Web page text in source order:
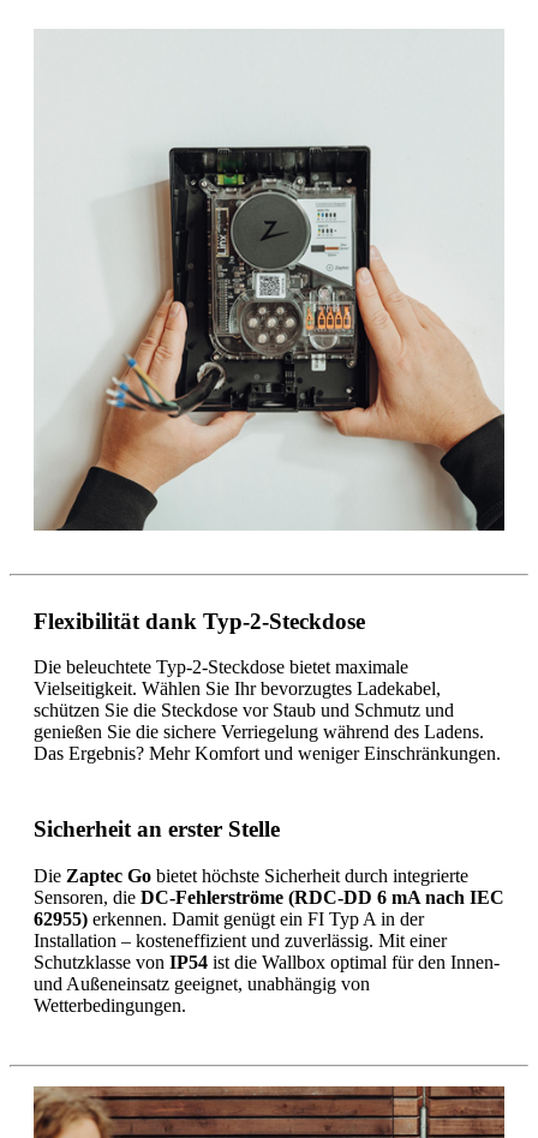
Flexibilität dank Typ-2-Steckdose
Die beleuchtete Typ-2-Steckdose bietet maximale
Vielseitigkeit. Wählen Sie Ihr bevorzugtes Ladekabel,
schützen Sie die Steckdose vor Staub und Schmutz und
genießen Sie die sichere Verriegelung während des Ladens.
Das Ergebnis? Mehr Komfort und weniger Einschränkungen.
Sicherheit an erster Stelle
Die Zaptec Go bietet höchste Sicherheit durch integrierte
Sensoren, die DC-Fehlerströme (RDC-DD 6 mA nach IEC
62955) erkennen. Damit genügt ein FI Typ A in der
Installation – kosteneffizient und zuverlässig. Mit einer
Schutzklasse von IP54 ist die Wallbox optimal für den Innen-
und Außeneinsatz geeignet, unabhängig von
Wetterbedingungen.